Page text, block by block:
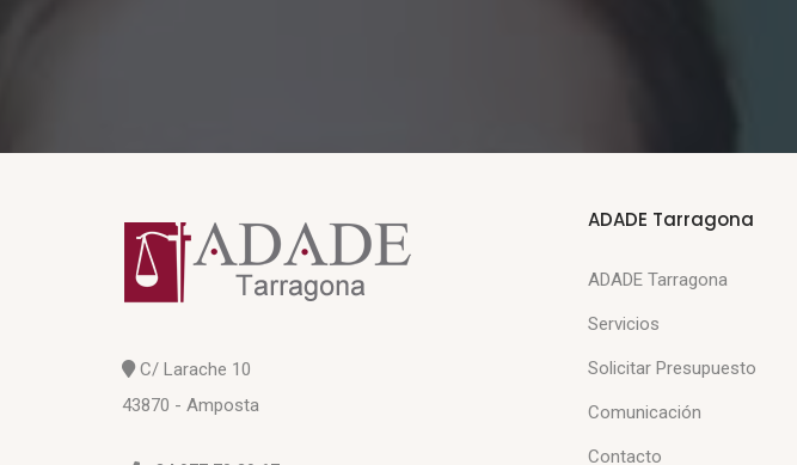
C/ Larache 10
43870 - Amposta
ADADE Tarragona
ADADE Tarragona
Servicios
Solicitar Presupuesto
Comunicación
Contacto